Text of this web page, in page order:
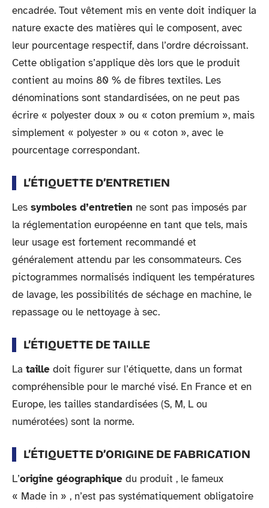
encadrée. Tout vêtement mis en vente doit indiquer la
nature exacte des matières qui le composent, avec
leur pourcentage respectif, dans l’ordre décroissant.
Cette obligation s’applique dès lors que le produit
contient au moins 80 % de fibres textiles. Les
dénominations sont standardisées, on ne peut pas
écrire « polyester doux » ou « coton premium », mais
simplement « polyester » ou « coton », avec le
pourcentage correspondant.
L’ÉTIQUETTE D’ENTRETIEN
Les symboles d’entretien ne sont pas imposés par
la réglementation européenne en tant que tels, mais
leur usage est fortement recommandé et
généralement attendu par les consommateurs. Ces
pictogrammes normalisés indiquent les températures
de lavage, les possibilités de séchage en machine, le
repassage ou le nettoyage à sec.
L’ÉTIQUETTE DE TAILLE
La taille doit figurer sur l’étiquette, dans un format
compréhensible pour le marché visé. En France et en
Europe, les tailles standardisées (S, M, L ou
numérotées) sont la norme.
L’ÉTIQUETTE D’ORIGINE DE FABRICATION
L’origine géographique du produit , le fameux
« Made in » , n’est pas systématiquement obligatoire